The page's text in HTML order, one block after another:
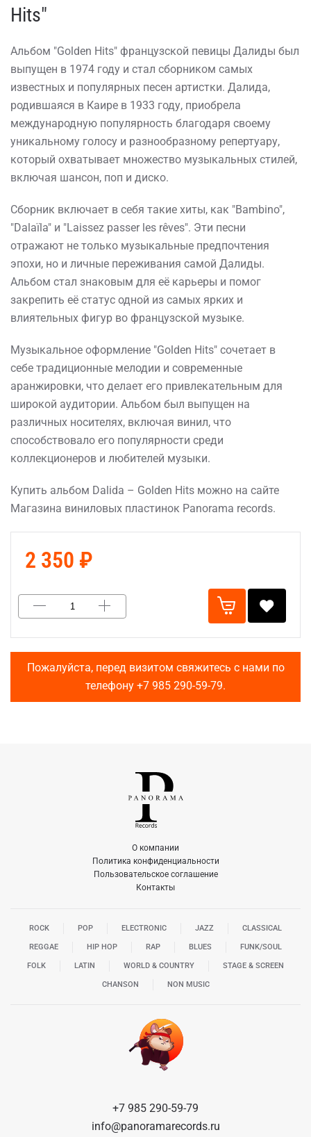
Hits"
Альбом "Golden Hits" французской певицы Далиды был
выпущен в 1974 году и стал сборником самых
известных и популярных песен артистки. Далида,
родившаяся в Каире в 1933 году, приобрела
международную популярность благодаря своему
уникальному голосу и разнообразному репертуару,
который охватывает множество музыкальных стилей,
включая шансон, поп и диско.
Сборник включает в себя такие хиты, как "Bambino",
"Dalaïla" и "Laissez passer les rêves". Эти песни
отражают не только музыкальные предпочтения
эпохи, но и личные переживания самой Далиды.
Альбом стал знаковым для её карьеры и помог
закрепить её статус одной из самых ярких и
влиятельных фигур во французской музыке.
Музыкальное оформление "Golden Hits" сочетает в
себе традиционные мелодии и современные
аранжировки, что делает его привлекательным для
широкой аудитории. Альбом был выпущен на
различных носителях, включая винил, что
способствовало его популярности среди
коллекционеров и любителей музыки.
Купить альбом Dalida – Golden Hits можно на сайте
Магазина виниловых пластинок Panorama records.
2 350 ₽
Пожалуйста, перед визитом свяжитесь с нами по
телефону +7 985 290-59-79.
О компании
Политика конфиденциальности
Пользовательское соглашение
Контакты
ROCK POP ELECTRONIC JAZZ CLASSICAL
REGGAE HIP HOP RAP BLUES FUNK/SOUL
FOLK LATIN WORLD & COUNTRY STAGE & SCREEN
CHANSON NON MUSIC
+7 985 290-59-79
info@panoramarecords.ru